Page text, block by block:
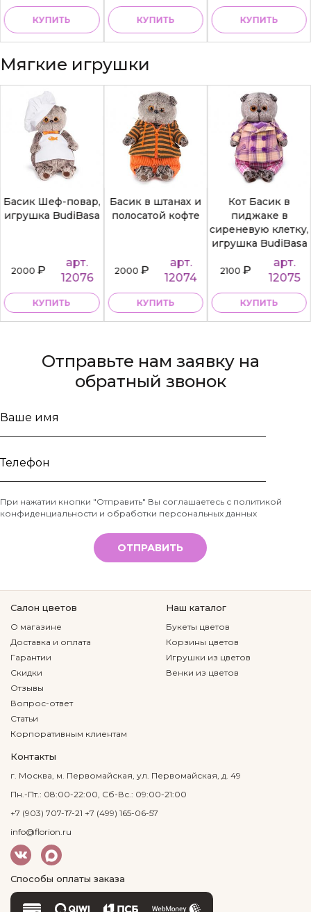
КУПИТЬ КУПИТЬ КУПИТЬ
Мягкие игрушки
Басик Шеф-повар,
игрушка BudiBasa
2000₽
арт.
12076
КУПИТЬ
Басик в штанах и
полосатой кофте
2000₽
арт.
12074
КУПИТЬ
Кот Басик в
пиджаке в
сиреневую клетку,
игрушка BudiBasa
2100₽
арт.
12075
КУПИТЬ
Отправьте нам заявку на
обратный звонок
Ваше
Телефон
*
При нажатии кнопки "Отправить" Вы соглашаетесь с политикой
конфиденциальности и обработки персональных данных
ОТПРАВИТЬ
Салон цветов
О магазине
Доставка и оплата
Гарантии
Скидки
Отзывы
Вопрос-ответ
Статьи
Корпоративным клиентам
Наш каталог
Букеты цветов
Корзины цветов
Игрушки из цветов
Венки из цветов
Контакты
г. Москва, м. Первомайская, ул. Первомайская, д. 49
Пн.-Пт.: 08:00-22:00, Сб-Вс.: 09:00-21:00
+7 (903) 707-17-21 +7 (499) 165-06-57
info@florion.ru
Способы оплаты заказа